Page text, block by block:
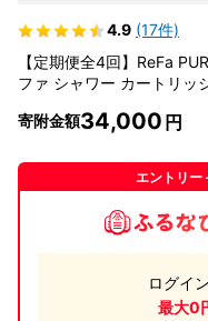
4.9 (17件)
【定期便全4回】ReFa
ファ シャワー カートリッ
寄附金額34,000
エントリー
ログイ
最大0